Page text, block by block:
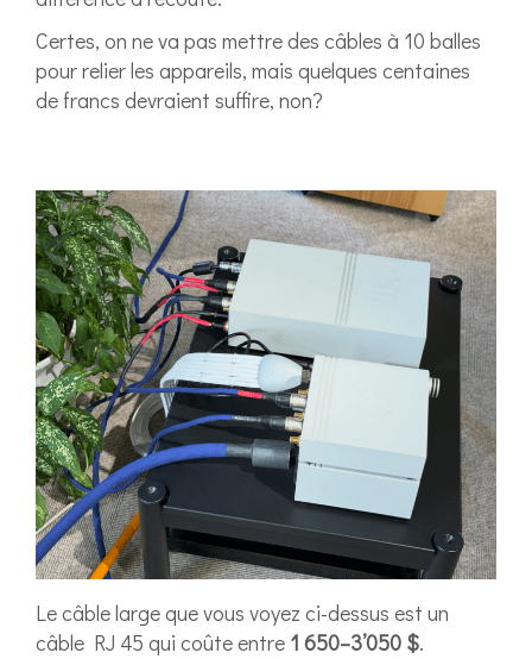
Certes, on ne va pas mettre des câbles à 10 balles
pour relier les appareils, mais quelques centaines
de francs devraient suffire, non?
Le câble large que vous voyez ci-dessus est un
câble RJ 45 qui coûte entre 1 650–3’050 $.